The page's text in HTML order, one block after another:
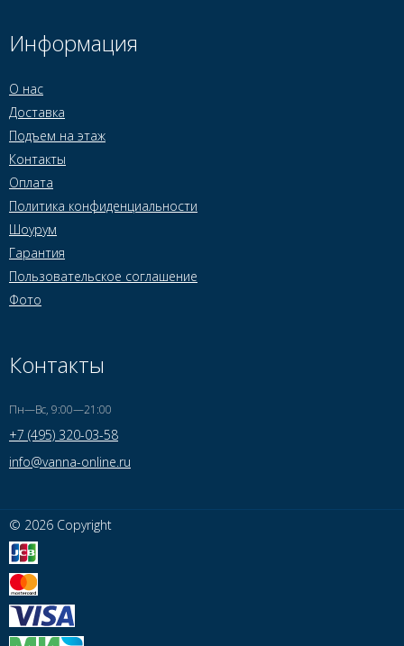
Информация
О нас
Доставка
Подъем на этаж
Контакты
Оплата
Политика конфиденциальности
Шоурум
Гарантия
Пользовательское соглашение
Фото
Контакты
Пн—Вс, 9:00—21:00
+7 (495) 320-03-58
info@vanna-online.ru
© 2026 Copyright